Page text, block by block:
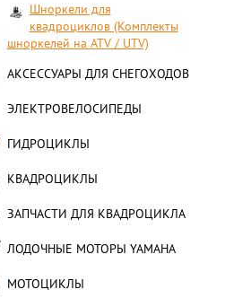
Шноркели для
квадроциклов (Комплекты
шноркелей на ATV / UTV)
АКСЕССУАРЫ ДЛЯ СНЕГОХОДОВ
ЭЛЕКТРОВЕЛОСИПЕДЫ
ГИДРОЦИКЛЫ
КВАДРОЦИКЛЫ
ЗАПЧАСТИ ДЛЯ КВАДРОЦИКЛА
ЛОДОЧНЫЕ МОТОРЫ YAMAHA
МОТОЦИКЛЫ